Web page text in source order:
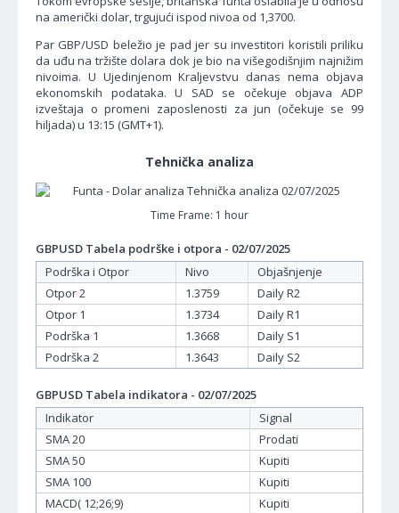
na američki dolar, trgujući ispod nivoa od 1,3700.
Par GBP/USD beležio je pad jer su investitori koristili priliku
da uđu na tržište dolara dok je bio na višegodišnjim najnižim
nivoima. U Ujedinjenom Kraljevstvu danas nema objava
ekonomskih podataka. U SAD se očekuje objava ADP
izveštaja o promeni zaposlenosti za jun (očekuje se 99
hiljada) u 13:15 (GMT+1).
Tehnička analiza
Time Frame: 1 hour
GBPUSD Tabela podrške i otpora - 02/07/2025
Podrška i Otpor
Nivo
Objašnjenje
Otpor 2
1.3759
Daily R2
Otpor 1
1.3734
Daily R1
Podrška 1
1.3668
Daily S1
Podrška 2
1.3643 Daily S2
GBPUSD Tabela indikatora - 02/07/2025
Indikator
Signal
SMA 20
Prodati
SMA 50
Kupiti
SMA 100
Kupiti
MACD( 12;26;9)
Kupiti